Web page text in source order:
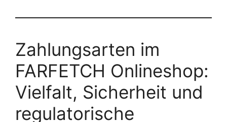
Zahlungsarten im
FARFETCH Onlineshop:
Vielfalt, Sicherheit und
regulatorische